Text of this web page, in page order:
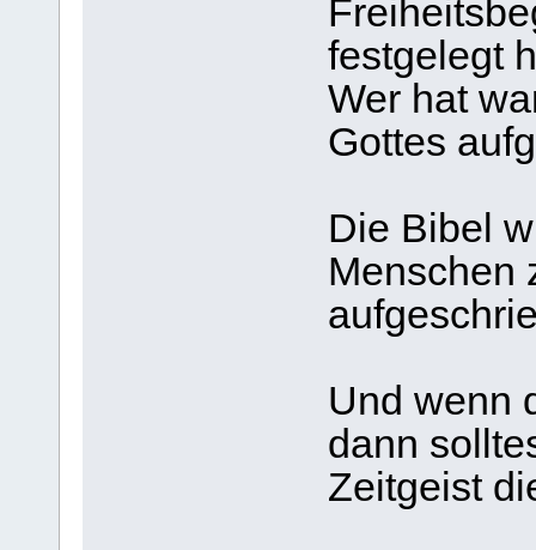
festgelegt
Wer hat
Gottes
Die Bibel
Menschen
Und wenn
dann
Zeitgeist